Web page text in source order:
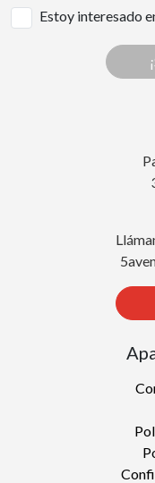
Estoy interesado